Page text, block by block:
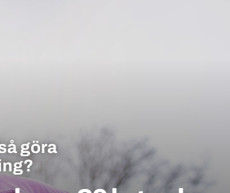
göra